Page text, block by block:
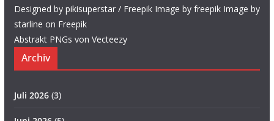
Designed by pikisuperstar / Freepik Image by freepik Image by
starline on Freepik
Abstrakt PNGs von Vecteezy
Archiv
Juli 2026(3)